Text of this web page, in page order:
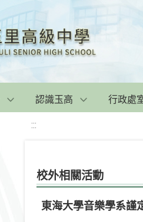
認識玉高 行政處
:::
校外相關活動
東海大學音樂學系謹